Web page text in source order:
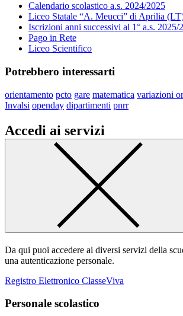
Calendario scolastico a.s. 2024/2025
Liceo Statale “A. Meucci” di Aprilia
Iscrizioni anni successivi al 1° a.s. 2025/
Pago in Rete
Liceo Scientifico
Potrebbero interessarti
orientamento pcto gare matematica variazioni
Invalsi openday dipartimenti pnrr
Accedi ai servizi
Da qui puoi accedere ai diversi servizi della
una autenticazione personale.
Registro Elettronico ClasseViva
Personale scolastico